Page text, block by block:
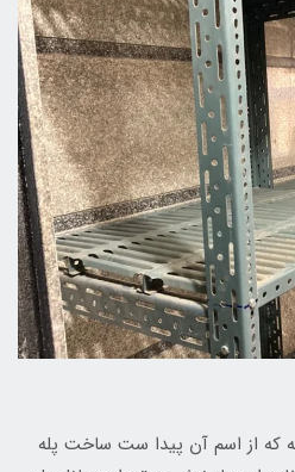
که از اسم آن پیدا ست ساخت پله